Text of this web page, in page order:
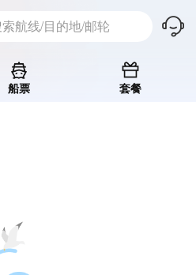
航线/目的地/邮轮 󱪩
船票 套餐